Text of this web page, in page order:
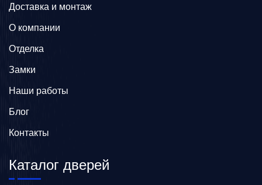
Доставка и монтаж
О компании
Отделка
Замки
Наши работы
Блог
Контакты
Каталог дверей